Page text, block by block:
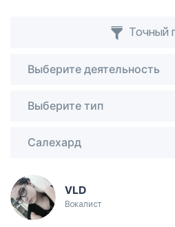
Точный
Выберите деятельность
Выберите тип
Салехард
VLD
Вокалист